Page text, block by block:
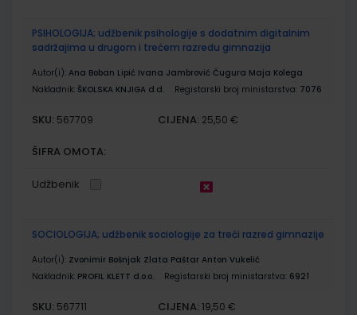
PSIHOLOGIJA; udžbenik psihologije s dodatnim digitalnim
sadržajima u drugom i trećem razredu gimnazija
Autor(i): Ana Boban Lipić Ivana Jambrović Čugura Maja Kolega
Nakladnik: ŠKOLSKA KNJIGA d.d. Registarski broj ministarstva: 7076
SKU: 567709 CIJENA: 25,50 €
ŠIFRA OMOTA:
Udžbenik
SOCIOLOGIJA; udžbenik sociologije za treći razred gimnazije
Autor(i): Zvonimir Bošnjak Zlata Paštar Anton Vukelić
Nakladnik: PROFIL KLETT d.o.o. Registarski broj ministarstva: 6921
SKU: 567711 CIJENA: 19,50 €